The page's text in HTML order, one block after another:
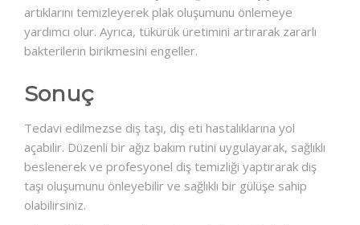
artıklarını temizleyerek plak oluşumunu önlemeye
yardımcı olur. Ayrıca, tükürük üretimini artırarak zararlı
bakterilerin birikmesini engeller.
Sonuç
Tedavi edilmezse diş taşı, diş eti hastalıklarına yol
açabilir. Düzenli bir ağız bakım rutini uygulayarak, sağlıklı
beslenerek ve profesyonel diş temizliği yaptırarak diş
taşı oluşumunu önleyebilir ve sağlıklı bir gülüşe sahip
olabilirsiniz.